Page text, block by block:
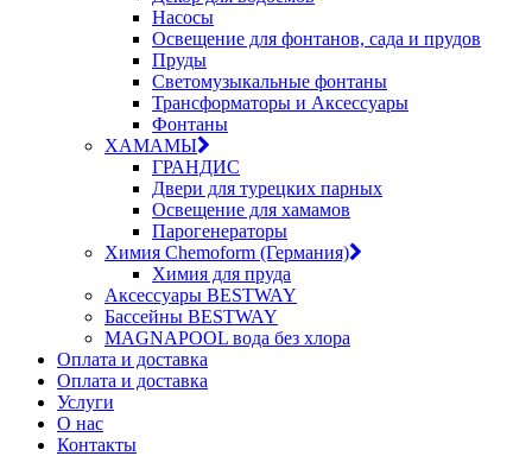
Насосы
Освещение для фонтанов, сада и прудов
Пруды
Светомузыкальные фонтаны
Трансформаторы и Аксессуары
Фонтаны
ХАМАМЫ
ГРАНДИС
Двери для турецких парных
Освещение для хамамов
Парогенераторы
Химия Chemoform (Германия)
Химия для пруда
Аксессуары BESTWAY
Бассейны BESTWAY
MAGNAPOOL вода без хлора
Оплата и доставка
Оплата и доставка
Услуги
О нас
Контакты